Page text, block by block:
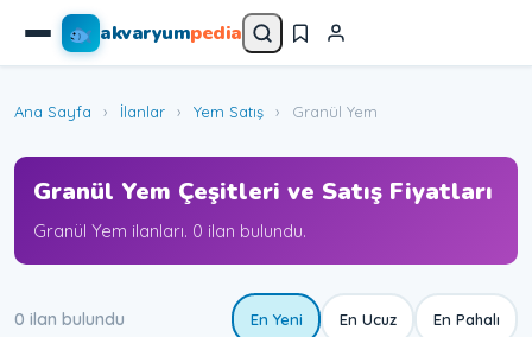
akvaryumpedia
Ana Sayfa › İlanlar › Yem Satış › Granül Yem
Granül Yem Çeşitleri ve Satış Fiyatları
Granül Yem ilanları. 0 ilan bulundu.
0 ilan bulundu En Yeni En Ucuz En Pahalı